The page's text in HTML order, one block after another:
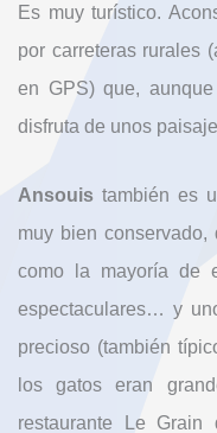
Es muy turístico.
por carreteras rurales
en GPS) que,
disfruta de unos
Ansouis también es
muy bien
como la mayoría de
espectaculares… y
precioso (también
los gatos eran
restaurante Le